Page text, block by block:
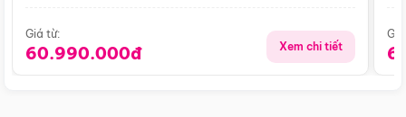
Giá từ:
60.990.000đ Xem chi tiết